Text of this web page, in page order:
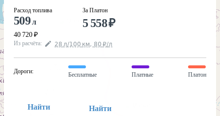
Расход топлива
509л
40 720 ₽
За Платон
5 558₽
Из расчёта: 28 л/100 км, 80 ₽/л
Дороги:
Бесплатные Платные Платон
Найти Найти